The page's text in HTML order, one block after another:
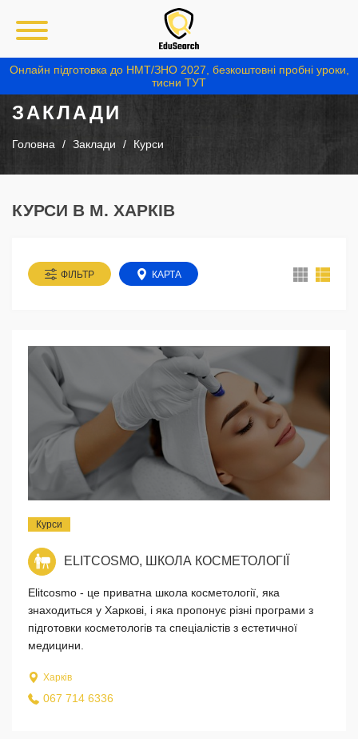
Онлайн підготовка до НМТ/ЗНО 2027, безкоштовні пробні уроки,
тисни ТУТ
ЗАКЛАДИ
Головна Заклади Курси
КУРСИ В М. ХАРКІВ
ФІЛЬТР КАРТА
Курси
ELITCOSMO, ШКОЛА КОСМЕТОЛОГІЇ
Elitcosmo - це приватна школа косметології, яка
знаходиться у Харкові, і яка пропонує різні програми з
підготовки косметологів та спеціалістів з естетичної
медицини.
Харків
067 714 6336